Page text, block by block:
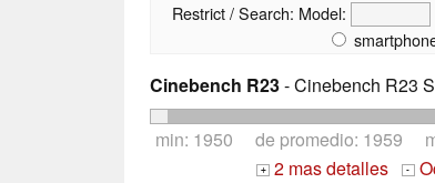
Restrict / Search: Model:
Cinebench R23- Cinebench R23
min: 1950 de promedio: 1959
+ 2 mas detalles -